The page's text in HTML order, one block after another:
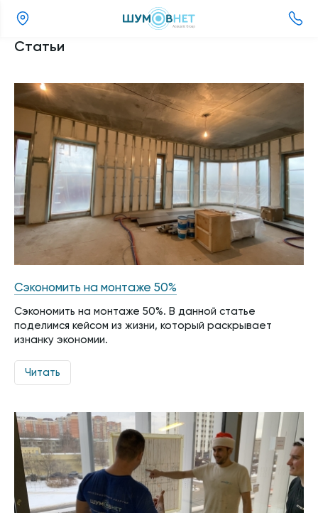
Статьи
Сэкономить на монтаже 50%
Сэкономить на монтаже 50%. В данной статье
поделимся кейсом из жизни, который раскрывает
изнанку экономии.
Читать